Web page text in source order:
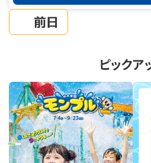
前日
ピックア